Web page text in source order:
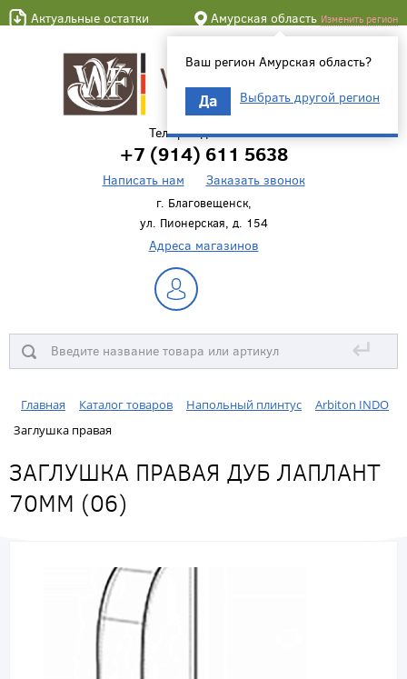
Актуальные остатки Амурская область Изменить регион
Ваш регион Амурская область?
Да Выбрать другой регион
Телефон для связи
+7 (914) 611 5638
Написать нам Заказать звонок
г. Благовещенск,
ул. Пионерская, д. 154
Адреса магазинов
↵
Главная Каталог товаров Напольный плинтус
Arbiton INDO
Заглушка правая
ЗАГЛУШКА ПРАВАЯ ДУБ ЛАПЛАНТ
70ММ (06)